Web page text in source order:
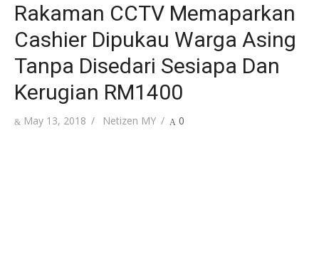
Rakaman CCTV Memaparkan
Cashier Dipukau Warga Asing
Tanpa Disedari Sesiapa Dan
Kerugian RM1400
Posted
May 13, 2018 Author
Netizen MY 0